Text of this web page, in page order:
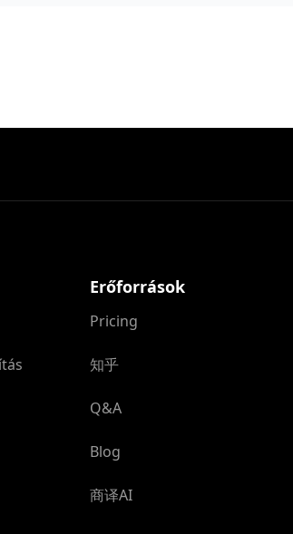
Erőforrások
Pricing
知乎
Q&A
Blog
商译AI